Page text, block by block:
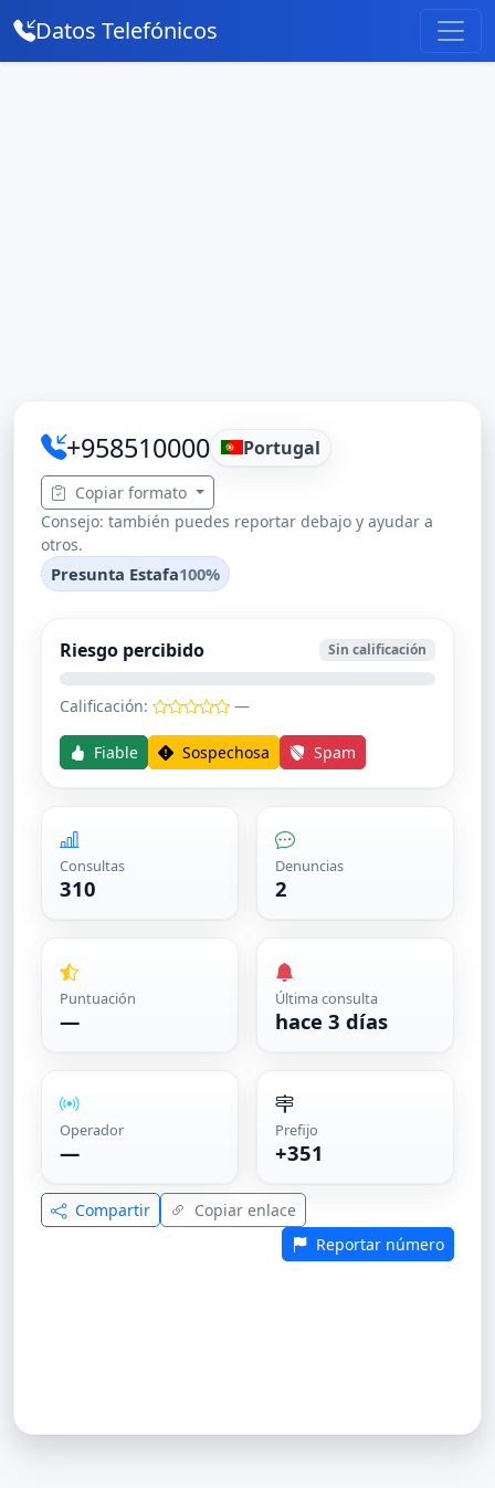
Datos Telefónicos
+958510000 Portugal
Copiar formato
Consejo: también puedes reportar debajo y ayudar a
otros.
Presunta Estafa100%
Riesgo percibido Sin calificación
Calificación: —
Fiable Sospechosa Spam
Consultas
310
Denuncias
2
Puntuación
—
Última consulta
hace 3 días
Operador
—
Prefijo
+351
Compartir
Copiar enlace
Reportar número